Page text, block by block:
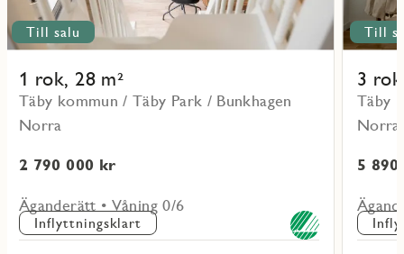
Till salu
1 rok, 28 m²
Täby kommun / Täby Park / Bunkhagen
Norra
2 790 000 kr
Äganderätt • Våning 0/6
Inflyttningsklart
Till
3
Täby
Norra
5